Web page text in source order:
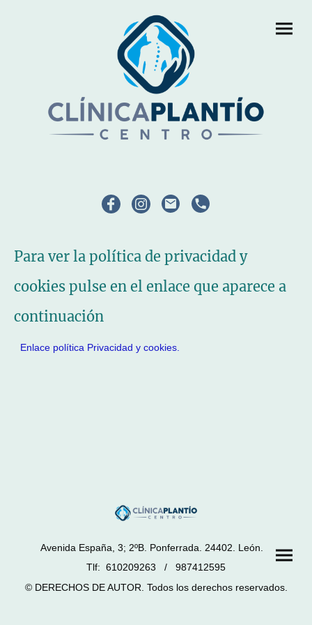
Para ver la política de privacidad y
cookies pulse en el enlace que aparece a
continuación
Enlace política Privacidad y cookies.
Avenida España, 3; 2ºB. Ponferrada. 24402. León.
Tlf: 610209263 / 987412595
© DERECHOS DE AUTOR. Todos los derechos reservados.